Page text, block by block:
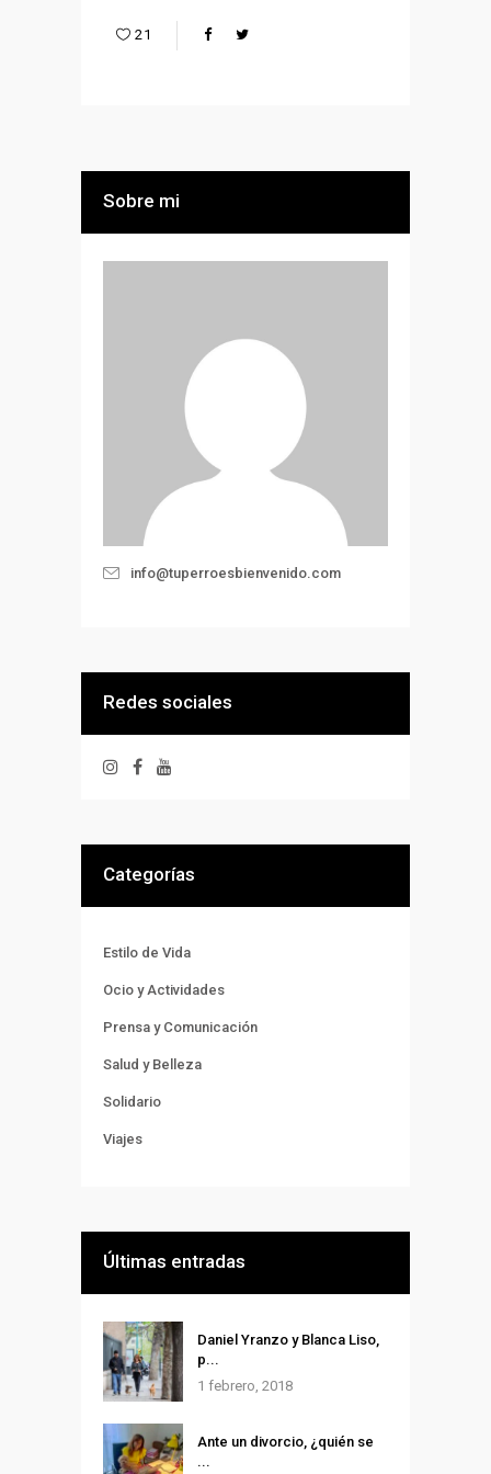
21
Sobre mi
info@tuperroesbienvenido.com
Redes sociales
Categorías
Estilo de Vida
Ocio y Actividades
Prensa y Comunicación
Salud y Belleza
Solidario
Viajes
Últimas entradas
Daniel Yranzo y Blanca Liso,
p...
1 febrero, 2018
Ante un divorcio, ¿quién se
...